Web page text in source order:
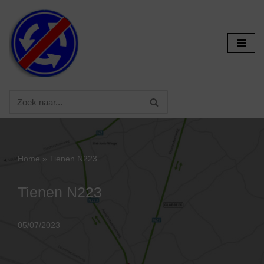
Ga
naar
de
inhoud
Home » Tienen N223
Tienen N223
05/07/2023